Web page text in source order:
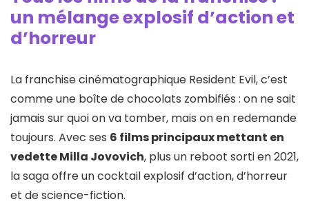
un mélange explosif d’action et
d’horreur
La franchise cinématographique Resident Evil, c’est
comme une boîte de chocolats zombifiés : on ne sait
jamais sur quoi on va tomber, mais on en redemande
toujours. Avec ses 6 films principaux mettant en
vedette Milla Jovovich, plus un reboot sorti en 2021,
la saga offre un cocktail explosif d’action, d’horreur
et de science-fiction.